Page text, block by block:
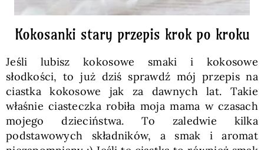
Kokosanki stary przepis krok po kroku
Jeśli lubisz kokosowe smaki i kokosowe
słodkości, to już dziś sprawdź mój przepis na
ciastka kokosowe jak za dawnych lat. Takie
właśnie ciasteczka robiła moja mama w czasach
mojego dzieciństwa. To zaledwie kilka
podstawowych składników, a smak i aromat